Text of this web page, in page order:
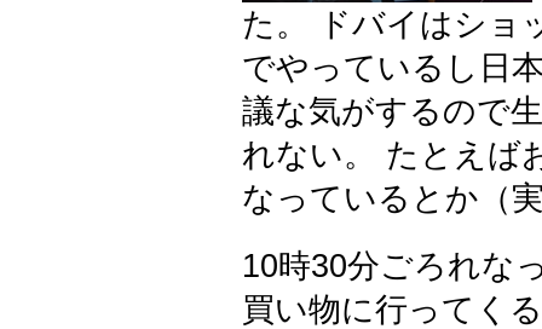
た。 ドバイはショ
でやっているし日
議な気がするので
れない。 たとえば
なっているとか（
10時30分ごろれな
買い物に行ってく